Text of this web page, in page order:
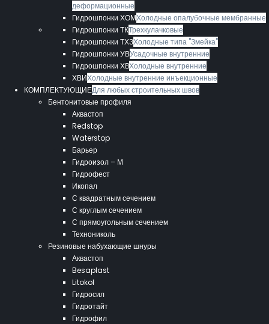
деформационные
Гидрошпонки ХОМХолодные опалубочные мембранные
Гидрошпонки ТКТрехкулачковые
Гидрошпонки ТХЗХолодные типа "Змейка"
Гидрошпонки УВУсадочные внутренние
Гидрошпонки ХВХолодные внутренние
ХВИХолодные внутренние инъекционные
КОМПЛЕКТУЮЩИЕДля любых строительных швов
Бентонитовые профиля
Аквастоп
Redstop
Waterstop
Барьер
Гидроизол – М
Гидрофест
Икопал
С квадратным сечением
С круглым сечением
С прямоугольным сечением
Технониколь
Резиновые набухающие шнуры
Аквастоп
Besaplast
Litokol
Гидросил
Гидротайт
Гидрофил